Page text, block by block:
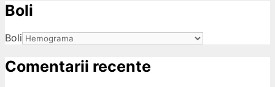
Boli
Boli
Comentarii recente